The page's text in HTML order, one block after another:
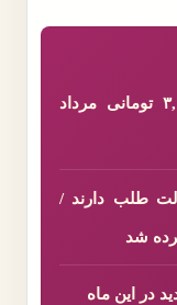
یارانه معیشتی ۵,۴۰۰,۰۰۰ و ۳,۰۰۰,۰۰۰ تومانی مرداد
طلب دارند /
شد
در این ماه